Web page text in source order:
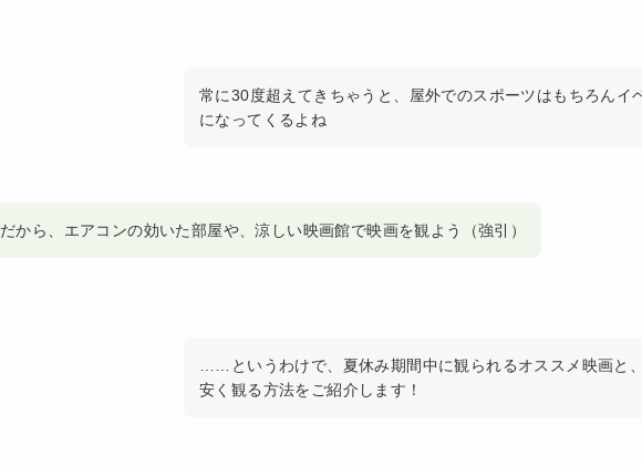
常に30度超えてきちゃうと、屋外でのスポーツはもちろんイ
になってくるよね
だから、エアコンの効いた部屋や、涼しい映画館で映画を観よう（強引）
……というわけで、夏休み期間中に観られるオススメ映画と
安く観る方法をご紹介します！